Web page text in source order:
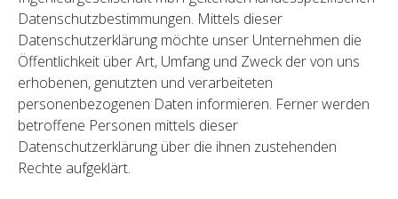
Datenschutzbestimmungen. Mittels dieser
Datenschutzerklärung möchte unser Unternehmen die
Öffentlichkeit über Art, Umfang und Zweck der von uns
erhobenen, genutzten und verarbeiteten
personenbezogenen Daten informieren. Ferner werden
betroffene Personen mittels dieser
Datenschutzerklärung über die ihnen zustehenden
Rechte aufgeklärt.